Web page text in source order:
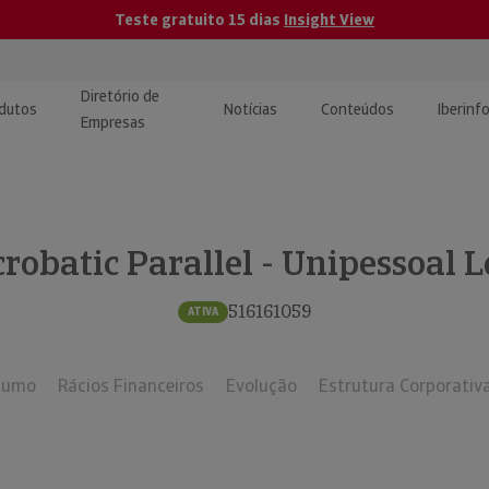
Teste gratuito 15 dias Insight View
e Monitorização de
Diretório de
Empresas
Notícias Conteúdos
| Estudos e
Parallel - Unipessoal
ATIVA 516161059
Rácios Financeiros Evolução Estrutura Corporativa